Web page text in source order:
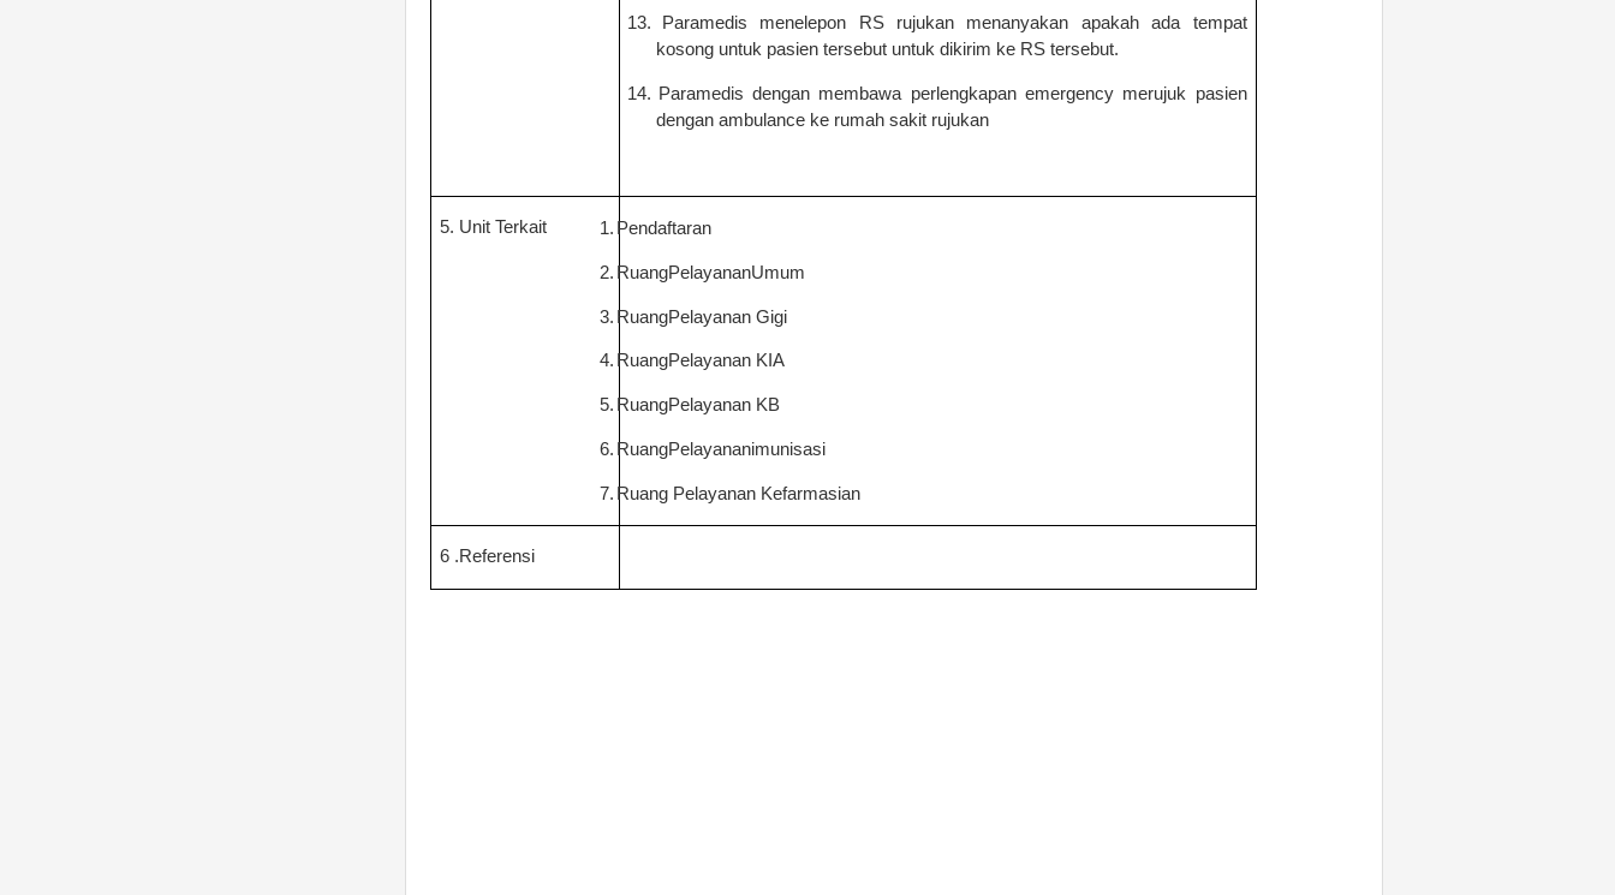
13. Paramedis menelepon RSrujukan menanyakan apakah ada tempat
kosong untuk pasien tersebut untuk dikirim ke RS tersebut.
14. Paramedis dengan membawa perlengkapan emergency merujuk pasien
dengan ambulance ke rumah sakit rujukan
5. Unit Terkait 1. Pendaftaran
2. RuangPelayananUmum
3. RuangPelayanan Gigi
4. RuangPelayanan KIA
5. RuangPelayanan KB
6. RuangPelayananimunisasi
7. Ruang Pelayanan Kefarmasian
6 .Referensi